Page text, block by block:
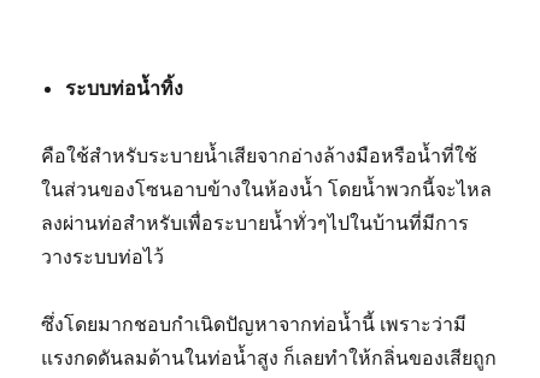
ระบบท่อน้ำทิ้ง
คือใช้สำหรับระบายน้ำเสียจากอ่างล้างมือหรือน้ำที่ใช้
ในส่วนของโซนอาบข้างในห้องน้ำ โดยน้ำพวกนี้จะไหล
ลงผ่านท่อสำหรับเพื่อระบายน้ำทั่วๆไปในบ้านที่มีการ
วางระบบท่อไว้
ซึ่งโดยมากชอบกำเนิดปัญหาจากท่อน้ำนี้ เพราะว่ามี
แรงกดดันลมด้านในท่อน้ำสูง ก็เลยทำให้กลิ่นของเสียถูก